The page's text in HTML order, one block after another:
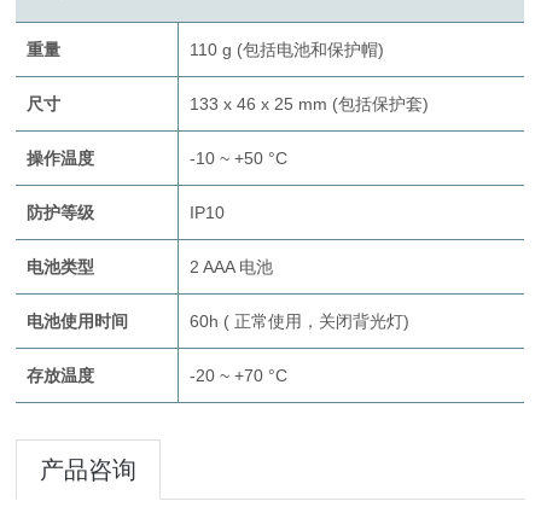
重量 110 g (包括电池和保护帽)
尺寸 133 x 46 x 25 mm (包括保护套)
操作温度 -10 ~ +50 °C
防护等级 IP10
电池类型 2 AAA 电池
电池使用时间 60h ( 正常使用，关闭背光灯)
存放温度 -20 ~ +70 °C
产品咨询